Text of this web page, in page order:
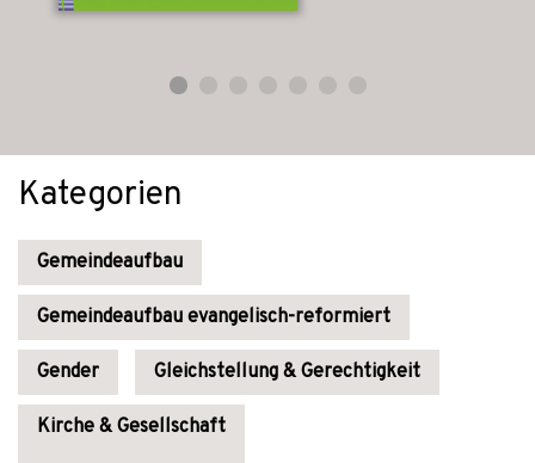
Kategorien
Gemeindeaufbau
Gemeindeaufbau evangelisch-reformiert
Gender Gleichstellung & Gerechtigkeit
Kirche & Gesellschaft